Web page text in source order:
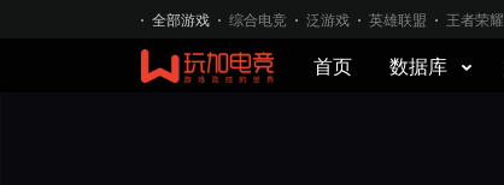
全部游戏 综合电竞 泛游戏 英雄联盟 王者荣耀
首页 数据库